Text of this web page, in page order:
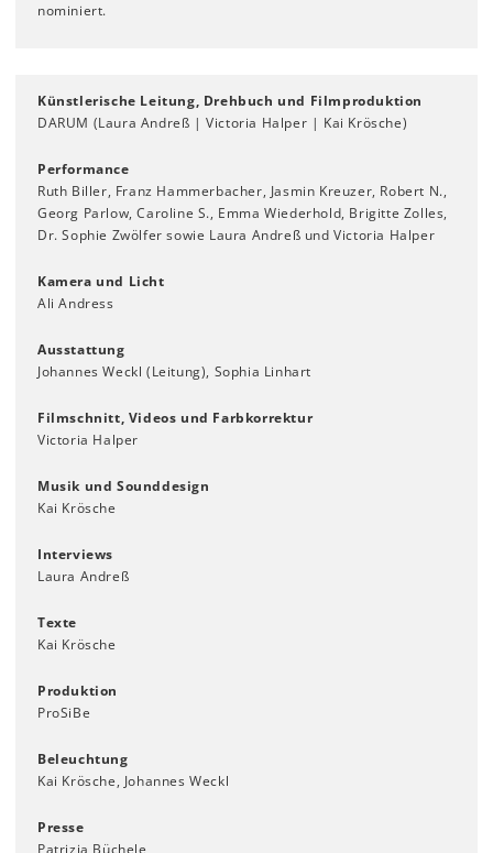
nominiert.
Künstlerische Leitung, Drehbuch und Filmproduktion
DARUM (Laura Andreß | Victoria Halper | Kai Krösche)
Performance
Ruth Biller, Franz Hammerbacher, Jasmin Kreuzer, Robert N.,
Georg Parlow, Caroline S., Emma Wiederhold, Brigitte Zolles,
Dr. Sophie Zwölfer sowie Laura Andreß und Victoria Halper
Kamera und Licht
Ali Andress
Ausstattung
Johannes Weckl (Leitung), Sophia Linhart
Filmschnitt, Videos und Farbkorrektur
Victoria Halper
Musik und Sounddesign
Kai Krösche
Interviews
Laura Andreß
Texte
Kai Krösche
Produktion
ProSiBe
Beleuchtung
Kai Krösche, Johannes Weckl
Presse